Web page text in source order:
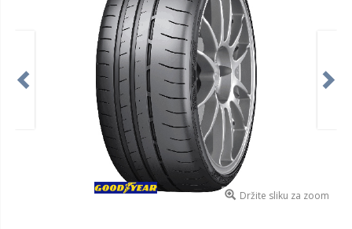
Držite sliku za zoom